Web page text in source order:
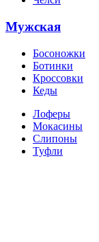
Мужская
Босоножки
Ботинки
Кроссовки
Кеды
Лоферы
Мокасины
Слипоны
Туфли